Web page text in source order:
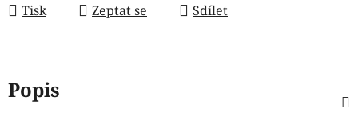
Tisk Zeptat se Sdílet
Popis